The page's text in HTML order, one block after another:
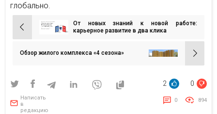
глобально.
Навигация
по
записям
От новых знаний к новой работе:
карьерное развитие в два клика
Обзор жилого комплекса «4 сезона»
2 0
Написать
в
редакцию
0 894